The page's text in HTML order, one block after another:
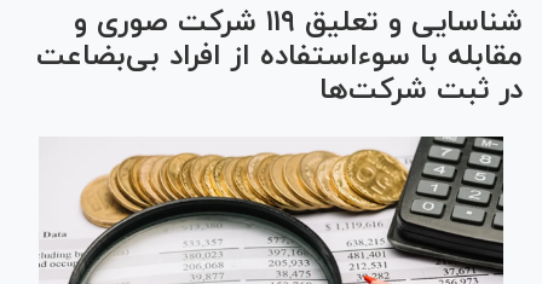
شناسایی و تعلیق ۱۱۹ شرکت صوری و
مقابله با سوءاستفاده از افراد بی‌بضاعت
در ثبت شرکت‌ها